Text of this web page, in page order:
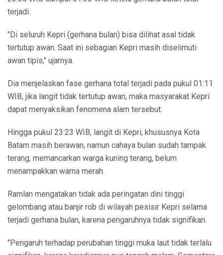
terjadi.
"Di seluruh Kepri (gerhana bulan) bisa dilihat asal tidak
tertutup awan. Saat ini sebagian Kepri masih diselimuti
awan tipis," ujarnya.
Dia menjelaskan fase gerhana total terjadi pada pukul 01:11
WIB, jika langit tidak tertutup awan, maka masyarakat Kepri
dapat menyaksikan fenomena alam tersebut.
Hingga pukul 23:23 WIB, langit di Kepri, khususnya Kota
Batam masih berawan, namun cahaya bulan sudah tampak
terang, memancarkan warga kuning terang, belum
menampakkan warna merah.
Ramlan mengatakan tidak ada peringatan dini tinggi
gelombang atau banjir rob di wilayah pesisir Kepri selama
terjadi gerhana bulan, karena pengaruhnya tidak signifikan.
"Pengaruh terhadap perubahan tinggi muka laut tidak terlalu